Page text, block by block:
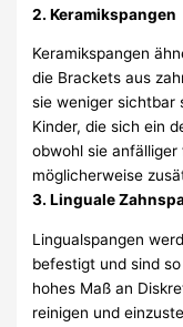
2. Keramikspangen
Keramikspangen
die Brackets aus
sie weniger sichtbar
Kinder, die sich ein
obwohl sie
möglicherweise
3. Linguale
Lingualspangen
befestigt und sind
hohes Maß an
reinigen und